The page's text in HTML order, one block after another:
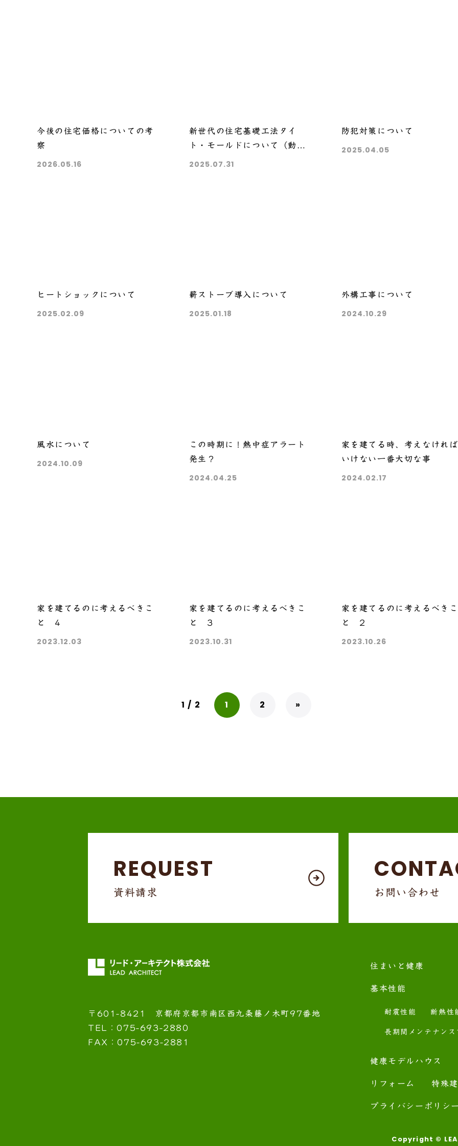
今後の住宅価格についての考
察
2026.05.16
新世代の住宅基礎工法タイ
ト・モールドについて（動画
で詳しく）
2025.07.31
防犯対策について
2025.04.05
ヒートショックについて
2025.02.09
薪ストーブ導入について
2025.01.18
外構工事について
2024.10.29
風水について
2024.10.09
この時期に！熱中症アラート
発生？
2024.04.25
家を建てる時、考えなければ
いけない一番大切な事
2024.02.17
家を建てるのに考えるべきこ
と 4
2023.12.03
家を建てるのに考えるべきこ
と 3
2023.10.31
家を建てるのに考えるべきこ
と 2
2023.10.26
1 / 2 1 2 »
REQUEST
資料請求 お問い合わせ
〒601-8421 京都府京都市南区西九条藤ノ木町97番地
TEL：075-693-2880
FAX：075-693-2881
住まいと健康
基本性能
耐震性能 断熱性
長期間メンテナンス
健康モデルハウス
リフォーム 特殊
プライバシーポリシ
Copyright ©